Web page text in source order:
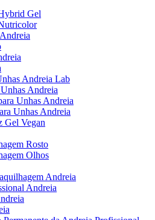
Gel
Andreia Lab
Andreia
Unhas Andreia
Unhas Andreia
Gel Vegan
Rosto
Olhos
Andreia
Andreia